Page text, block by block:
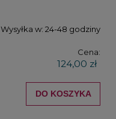
Wysyłka w: 24-48 godziny
Cena:
124,00 zł
DO KOSZYKA